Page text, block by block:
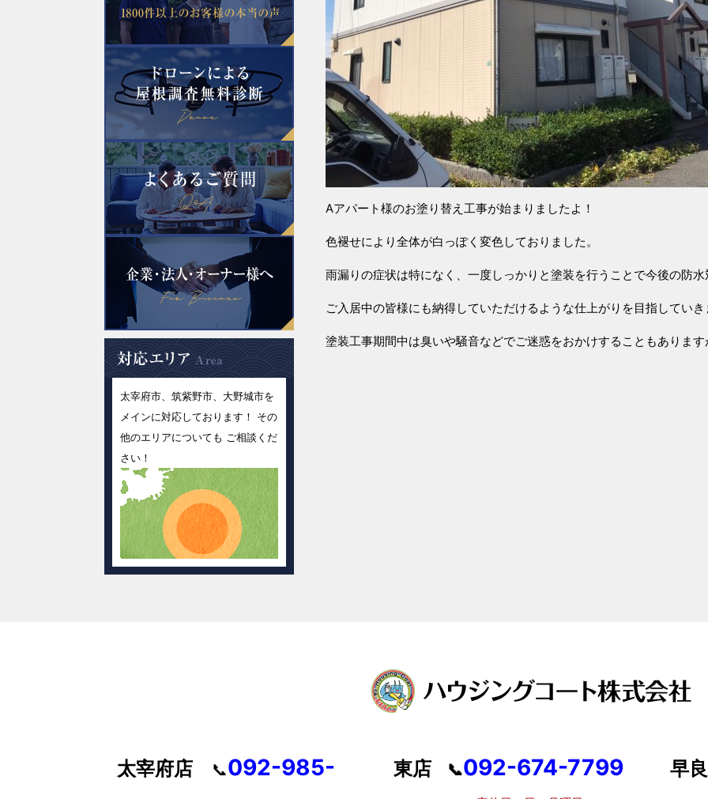
Aアパート様のお塗り替え工事が始まりましたよ！
色褪せにより全体が白っぽく変色しておりました。
雨漏りの症状は特になく、一度しっかりと塗装を行うことで今後の防
ご入居中の皆様にも納得していただけるような仕上がりを目指してい
塗装工事期間中は臭いや騒音などでご迷惑をおかけすることもありま
太宰府市、筑紫野市、大野城市を
メインに対応しております！ その
他のエリアについても ご相談くだ
さい！
太宰府店 📞092-985-
東店 📞092-674-7799 早